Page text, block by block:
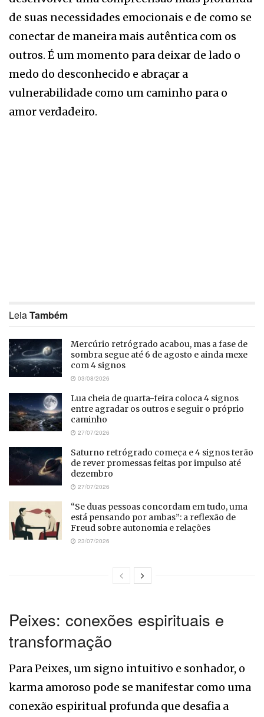
de suas necessidades emocionais e de como se
conectar de maneira mais autêntica com os
outros. É um momento para deixar de lado o
medo do desconhecido e abraçar a
vulnerabilidade como um caminho para o
amor verdadeiro.
LeiaTambém
Mercúrio retrógrado acabou, mas a fase de
sombra segue até 6 de agosto e ainda mexe
com 4 signos
03/08/2026
Lua cheia de quarta-feira coloca 4 signos
entre agradar os outros e seguir o próprio
caminho
27/07/2026
Saturno retrógrado começa e 4 signos terão
de rever promessas feitas por impulso até
dezembro
27/07/2026
“Se duas pessoas concordam em tudo, uma
está pensando por ambas”: a reflexão de
Freud sobre autonomia e relações
23/07/2026
Peixes: conexões espirituais e
transformação
Para Peixes, um signo intuitivo e sonhador, o
karma amoroso pode se manifestar como uma
conexão espiritual profunda que desafia a